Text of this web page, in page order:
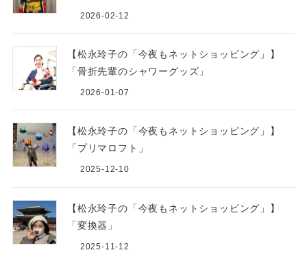
2026-02-12
【松永玲子の「今夜もネットショッピング」】
「骨折先輩のシャワーグッズ」
2026-01-07
【松永玲子の「今夜もネットショッピング」】
「プリマロフト」
2025-12-10
【松永玲子の「今夜もネットショッピング」】
「変換器」
2025-11-12